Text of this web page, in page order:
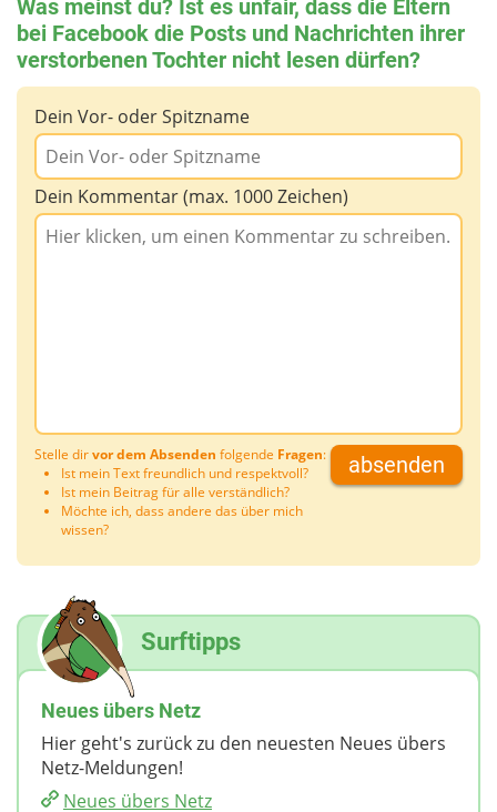
Was meinst du? Ist es unfair, dass die Eltern
bei Facebook die Posts und Nachrichten ihrer
verstorbenen Tochter nicht lesen dürfen?
Dein Vor- oder Spitzname
Dein Kommentar (max. 1000 Zeichen)
Stelle dirvor dem Absenden folgende Fragen:
Ist mein Text freundlich und respektvoll?
Ist mein Beitrag für alle verständlich?
Möchte ich, dass andere das über mich
wissen?
absenden
Surftipps
Neues übers Netz
Hier geht's zurück zu den neuesten Neues übers
Netz-Meldungen!
Neues übers Netz